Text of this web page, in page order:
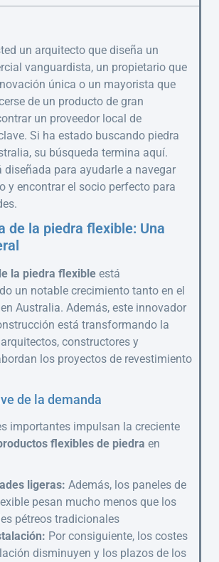
un arquitecto que diseña un
vanguardista, un propietario que
única o un mayorista que
de un producto de gran
un proveedor local de
Si ha estado buscando piedra
su búsqueda termina aquí.
diseñada para ayudarle a navegar
y encontrar el socio perfecto para
de la piedra flexible: Una
la piedra flexible está
un notable crecimiento tanto en el
Australia. Además, este innovador
está transformando la
constructores y
los proyectos de revestimiento
de la demanda
importantes impulsan la creciente
flexibles de piedra en
ligeras: Además, los paneles de
pesan mucho menos que los
pétreos tradicionales
Por consiguiente, los costes
disminuyen y los plazos de los